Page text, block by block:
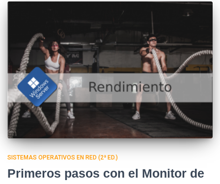
SISTEMAS OPERATIVOS EN RED (2ª ED.)
Primeros pasos con el Monitor de